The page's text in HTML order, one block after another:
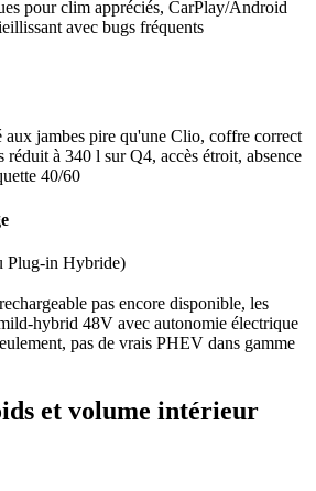
pour clim appréciés, CarPlay/Android
avec bugs fréquents
aux jambes pire qu'une Clio, coffre correct
à 340 l sur Q4, accès étroit, absence
40/60
Plug-in Hybride)
pas encore disponible, les
hybrid 48V avec autonomie électrique
pas de vrais PHEV dans gamme
et volume intérieur